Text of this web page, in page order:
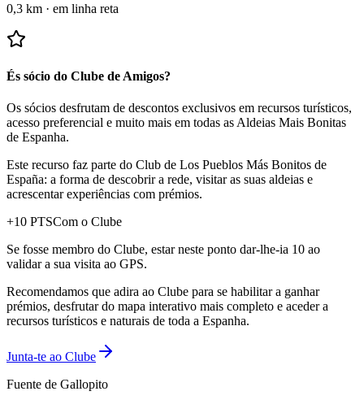
0,3 km · em linha reta
És sócio do Clube de Amigos?
Os sócios desfrutam de descontos exclusivos em recursos turísticos,
acesso preferencial e muito mais em todas as Aldeias Mais Bonitas
de Espanha.
Este recurso faz parte do Club de Los Pueblos Más Bonitos de
España: a forma de descobrir a rede, visitar as suas aldeias e
acrescentar experiências com prémios.
+10 PTSCom o Clube
Se fosse membro do Clube, estar neste ponto dar-lhe-ia 10 ao
validar a sua visita ao GPS.
Recomendamos que adira ao Clube para se habilitar a ganhar
prémios, desfrutar do mapa interativo mais completo e aceder a
recursos turísticos e naturais de toda a Espanha.
Junta-te ao Clube
Fuente de Gallopito